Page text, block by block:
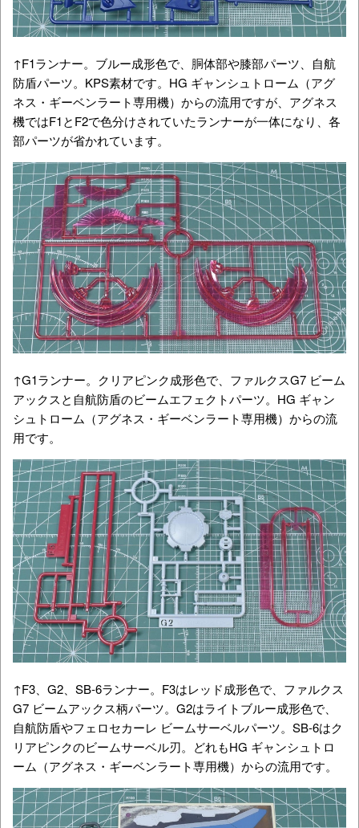
↑F1ランナー。ブルー成形色で、 胴体部や膝部パーツ、自航
防盾パーツ。KPS素材です。HG ギャンシュトローム（アグ
ネス・ギーベンラート専用機）からの流用ですが、アグネス
機ではF1とF2で色分けされていたランナーが一体になり、各
部パーツが省かれています。
↑G1ランナー。クリアピンク成形色で、ファルクスG7 ビーム
アックスと自航防盾のビームエフェクトパーツ。HG ギャン
シュトローム（アグネス・ギーベンラート専用機）からの流
用です。
↑F3、G2、SB-6ランナー。F3はレッド成形色で、ファルクス
G7 ビームアックス柄パーツ。G2はライトブルー成形色で、
自航防盾やフェロセカーレ ビームサーベルパーツ。SB-6はク
リアピンクのビームサーベル刃。どれもHG ギャンシュトロ
ーム（アグネス・ギーベンラート専用機）からの流用です。